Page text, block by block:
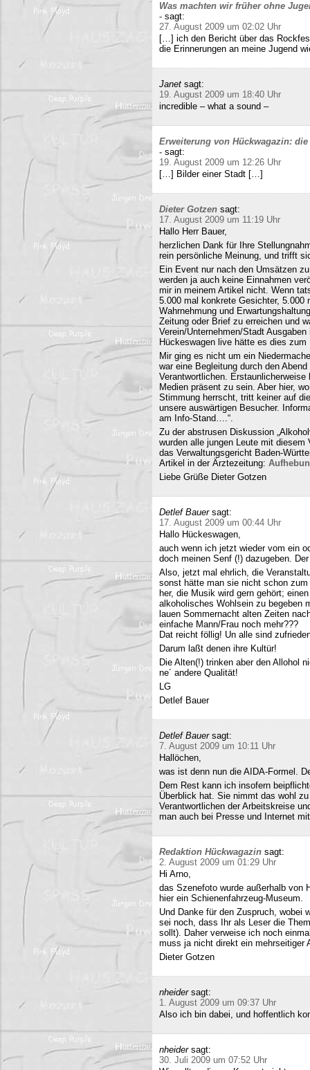
Was machten wir früher ohne
- sagt:
27. August 2009 um 02:02 Uhr
[…] ich den Bericht über das
die Erinnerungen an meine Jugend
Janet sagt:
19. August 2009 um 18:40 Uhr
incredible – what a sound –
Erweiterung von Hückwagazin:
- sagt:
19. August 2009 um 12:26 Uhr
[…] Bilder einer Stadt […]
Dieter Gotzen sagt:
17. August 2009 um 11:19 Uhr
Hallo Herr Bauer,
herzlichen Dank für Ihre
rein persönliche Meinung, und trifft
Ein Event nur nach den Umsätzen
werden ja auch keine Einnahmen
mir in meinem Artikel nicht. Wenn
5.000 mal konkrete Gesichter, 5.000
Wahrnehmung und
Zeitung oder Brief zu erreichen und
Verein/Unternehmen/Stadt
Hückeswagen live hätte es dies zum
Mir ging es nicht um ein
war eine Begleitung durch den
Verantwortlichen.
Medien präsent zu sein. Aber hier,
Stimmung herrscht, tritt keiner auf
unsere auswärtigen Besucher.
am Info-Stand….“.
Zu der abstrusen Diskussion
wurden alle jungen Leute mit
das Verwaltungsgericht Baden-
Artikel in der Ärztezeitung:
Liebe Grüße Dieter Gotzen
Detlef Bauer sagt:
17. August 2009 um 00:44 Uhr
Hallo Hückeswagen,
auch wenn ich jetzt wieder vom ein
doch meinen Senf (!) dazugeben.
Also, jetzt mal ehrlich, die
sonst hätte man sie nicht schon
her, die Musik wird gern gehört;
alkoholisches Wohlsein zu begeben
lauen Sommernacht alten Zeiten
einfache Mann/Frau noch mehr???
Dat reicht föllig! Un alle sind
Darum laßt denen ihre Kultür!
Die Alten(!) trinken aber den Allohol
ne´ andere Qualität!
LG
Detlef Bauer
Detlef Bauer sagt:
7. August 2009 um 10:11 Uhr
Hallöchen,
was ist denn nun die AIDA-Formel.
Dem Rest kann ich insofern
Überblick hat. Sie nimmt das wohl
Verantwortlichen der Arbeitskreise
man auch bei Presse und Internet
Redaktion Hückwagazin sagt:
2. August 2009 um 01:29 Uhr
Hi Arno,
das Szenefoto wurde außerhalb von
hier ein Schienenfahrzeug-Museum.
Und Danke für den Zuspruch, wobei
sei noch, dass Ihr als Leser die
sollt). Daher verweise ich noch
muss ja nicht direkt ein mehrseitiger
Dieter Gotzen
nheider sagt:
1. August 2009 um 09:37 Uhr
Also ich bin dabei, und hoffentlich
nheider sagt:
30. Juli 2009 um 07:52 Uhr